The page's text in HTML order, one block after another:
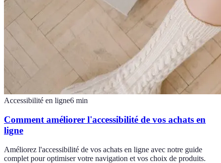
Accessibilité en ligne6 min
Comment améliorer l'accessibilité de vos achats en
ligne
Améliorez l'accessibilité de vos achats en ligne avec notre guide
complet pour optimiser votre navigation et vos choix de produits.